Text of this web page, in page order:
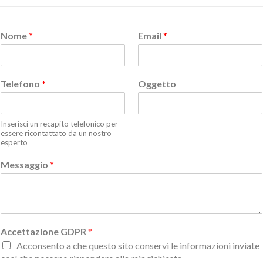
Nome* Email *
Telefono *
Inserisci un recapito telefonico per
essere ricontattato da un nostro
esperto
Oggetto
Messaggio *
Accettazione GDPR *
Acconsento a che questo sito conservi le informazioni inviate